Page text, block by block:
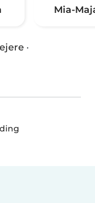
Mia-
·